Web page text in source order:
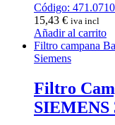
Código:
15,43 € iva incl
Añadir al carrito
Filtro campana
Siemens
Filtro
SIEMENS